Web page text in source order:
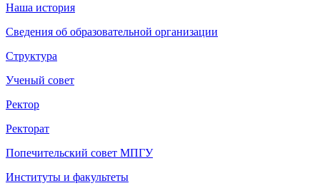
Наша история
Сведения об образовательной организации
Структура
Ученый совет
Ректор
Ректорат
Попечительский совет МПГУ
Институты и факультеты